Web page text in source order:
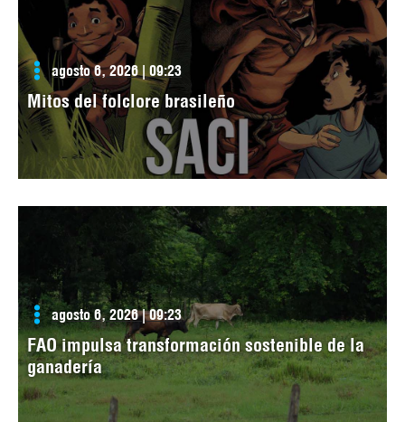
agosto 6, 2026 | 09:23
Mitos del folclore brasileño
agosto 6, 2026 | 09:23
FAO impulsa transformación sostenible de la
ganadería